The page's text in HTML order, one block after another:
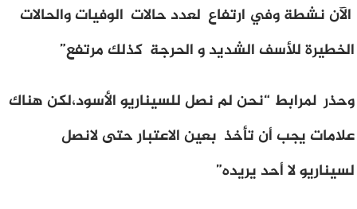
الآن نشطة وفي ارتفاع لعدد حالات الوفيات والحالات
الخطيرة للأسف الشديد و الحرجة كذلك مرتفع”
وحذر لمرابط “نحن لم نصل للسيناريو الأسود،لكن هناك
علامات يجب أن تأخذ بعين الاعتبار حتى لانصل
لسيناريو لا أحد يريده”